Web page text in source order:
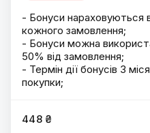
- Бонуси нараховуються
кожного замовлення;
- Бонуси можна
50% від замовлення;
- Термін дії бонусів 3
покупки;
448 ₴